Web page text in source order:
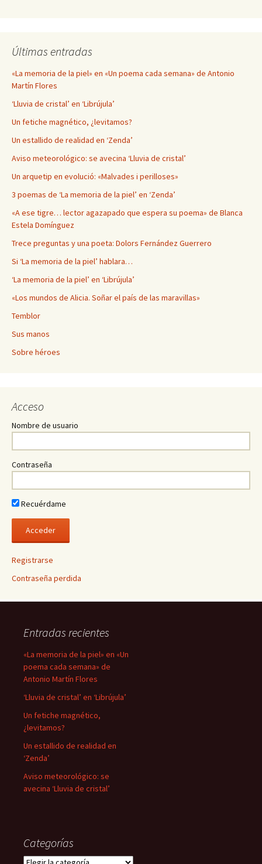
Últimas entradas
«La memoria de la piel» en «Un poema cada semana» de Antonio
Martín Flores
‘Lluvia de cristal’ en ‘Librújula’
Un fetiche magnético, ¿levitamos?
Un estallido de realidad en ‘Zenda’
Aviso meteorológico: se avecina ‘Lluvia de cristal’
Un arquetip en evolució: «Malvades i perilloses»
3 poemas de ‘La memoria de la piel’ en ‘Zenda’
«A ese tigre… lector agazapado que espera su poema» de Blanca
Estela Domínguez
Trece preguntas y una poeta: Dolors Fernández Guerrero
Si ‘La memoria de la piel’ hablara…
‘La memoria de la piel’ en ‘Librújula’
«Los mundos de Alicia. Soñar el país de las maravillas»
Temblor
Sus manos
Sobre héroes
Acceso
Nombre de usuario
Contraseña
Recuérdame
Registrarse
Contraseña perdida
Entradas recientes
«La memoria de la piel» en «Un
poema cada semana» de
Antonio Martín Flores
‘Lluvia de cristal’ en ‘Librújula’
Un fetiche magnético,
¿levitamos?
Un estallido de realidad en
‘Zenda’
Aviso meteorológico: se
avecina ‘Lluvia de cristal’
Categorías
Categorías